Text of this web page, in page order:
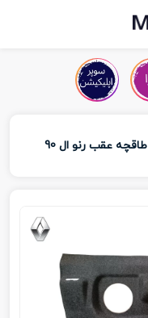
طاقچه عقب رنو ال 90